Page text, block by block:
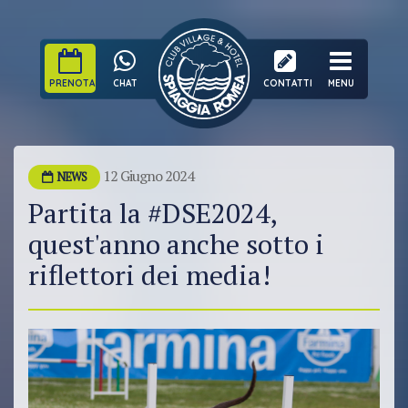
PRENOTA CHAT CONTATTI MENU
NEWS 12 Giugno 2024
Partita la #DSE2024,
quest'anno anche sotto i
riflettori dei media!